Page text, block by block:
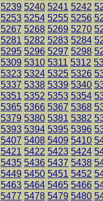
5239 5240 5241 5242
5253 5254 5255 5256
5267 5268 5269 5270
5281 5282 5283 5284
5295 5296 5297 5298
5309 5310 5311 5312
5323 5324 5325 5326
5337 5338 5339 5340
5351 5352 5353 5354
5365 5366 5367 5368
5379 5380 5381 5382
5393 5394 5395 5396
5407 5408 5409 5410
5421 5422 5423 5424
5435 5436 5437 5438
5449 5450 5451 5452
5463 5464 5465 5466
5477 5478 5479 5480